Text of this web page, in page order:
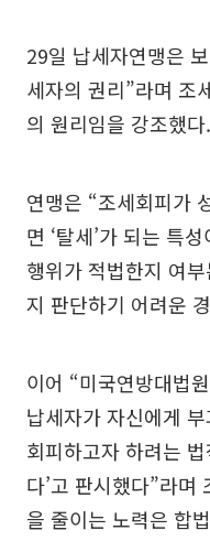
29일 납세자연맹은
세자의 권리”라며 조
의 원리임을 강조했다.
연맹은 “조세회피가
면 ‘탈세’가 되는 특
행위가 적법한지 여
지 판단하기 어려운
이어 “미국연방대법
납세자가 자신에게
회피하고자 하려는
다’고 판시했다”라며
을 줄이는 노력은 합